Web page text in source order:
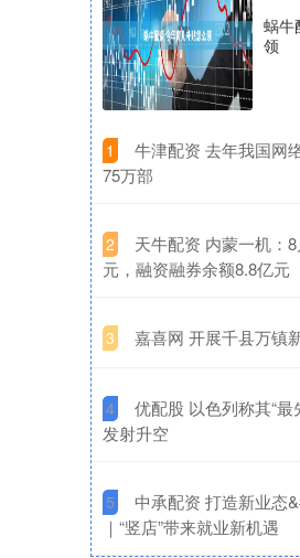
蜗牛
领
1
牛津配资 去年我国网
75万部
2
天牛配资 内蒙一机：
元，融资融券余额8.8亿元
3 嘉喜网 开展千县万镇
4
优配股 以色列称其“
发射升空
5
中承配资 打造新业态
｜“竖店”带来就业新机遇